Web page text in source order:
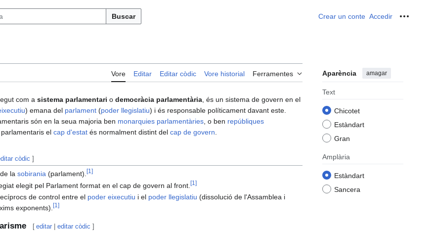
Buscar Crear un conte Accedir
Vore Editar Editar còdic Vore historial Ferramentes Aparència amagar
Text
Chicotet
Estàndart
Gran
Amplària
Estàndart
Sancera
com a sistema parlamentari o democràcia parlamentària , és un sistema de govern en el
) emana del parlament (poder llegislatiu) i és responsable políticament davant este.
són en la seua majoria ben monarquies parlamentàries , o ben repúbliques
parlamentaris el cap d'estat és normalment distint del cap de govern
còdic ]
de lasobirania (parlament).[1]
elegit pel Parlament format en el cap de govern al front.[1]
de control entre el poder eixecutiu i el poder llegislatiu (dissolució de l'Assamblea i
exponents).[1]
[ editar |editar còdic ]